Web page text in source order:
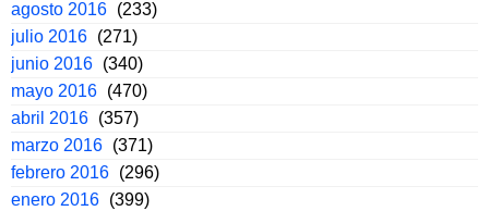
agosto 2016 (233)
julio 2016 (271)
junio 2016 (340)
mayo 2016 (470)
abril 2016 (357)
marzo 2016 (371)
febrero 2016 (296)
enero 2016 (399)